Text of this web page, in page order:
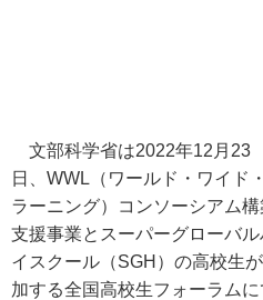
文部科学省は2022年12月23
日、WWL（ワールド・ワイド・
ラーニング）コンソーシアム構
支援事業とスーパーグローバル
イスクール（SGH）の高校生
加する全国高校生フォーラムに